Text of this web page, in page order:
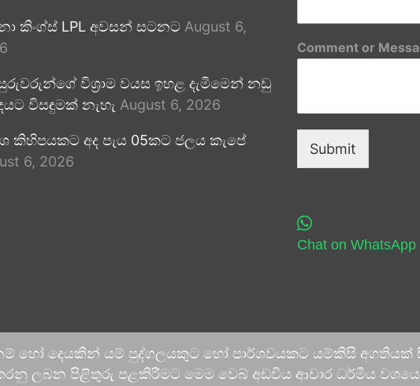
කිංග්ස් LPL අවසන් සටනට August 6,
විශ්‍රාම වයස ඉහළ දැමීමෙන් නඩු
විසඳුමක් නැහැ August 6, 2026
කිහිපයකට අද පැය 05කට ජලය කැපේ
6, 2026
Comment or
Submit
Chat on
හෝ දෙයකින් යම් පුද්ගලයකුට හෝ පාර්ශවයකට යම්කිසි අගතියක්
ලබන පිළිතුරු පළකිරීමට මෙම වෙබ් අඩවිය ආචාර ධර්මීය වශයෙන්